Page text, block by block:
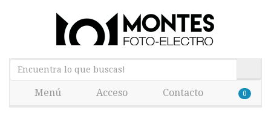
Menú Acceso Contacto 0